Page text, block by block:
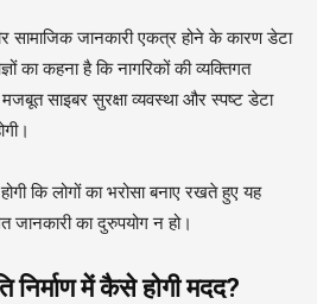
सामाजिक जानकारी एकत्र होने के कारण डेटा
का कहना है कि नागरिकों की व्यक्तिगत
साइबर सुरक्षा व्यवस्था और स्पष्ट डेटा
कि लोगों का भरोसा बनाए रखते हुए यह
जानकारी का दुरुपयोग न हो।
निर्माण में कैसे होगी मदद?